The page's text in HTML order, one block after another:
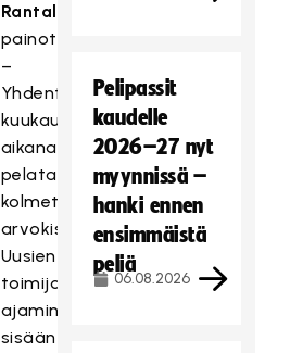
Rantala
painottaa.
–
Yhdentoista
kuukauden
aikana
pelataan
kolmet
arvokisat.
Uusien
toimijoiden
ajaminen
sisään
Pelipassit
kaudelle
2026–27 nyt
myynnissä –
hanki ennen
ensimmäistä
peliä
06.08.2026